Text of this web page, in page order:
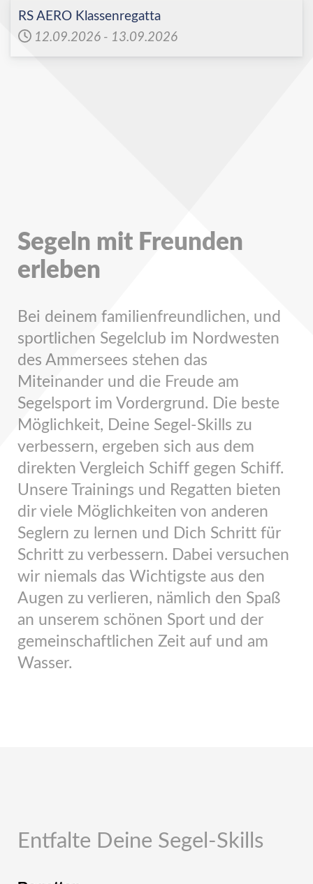
RS AERO Klassenregatta
12.09.2026 - 13.09.2026
Segeln mit Freunden
erleben
Bei deinem familienfreundlichen, und
sportlichen Segelclub im Nordwesten
des Ammersees stehen das
Miteinander und die Freude am
Segelsport im Vordergrund. Die beste
Möglichkeit, Deine Segel-Skills zu
verbessern, ergeben sich aus dem
direkten Vergleich Schiff gegen Schiff.
Unsere Trainings und Regatten bieten
dir viele Möglichkeiten von anderen
Seglern zu lernen und Dich Schritt für
Schritt zu verbessern. Dabei versuchen
wir niemals das Wichtigste aus den
Augen zu verlieren, nämlich den Spaß
an unserem schönen Sport und der
gemeinschaftlichen Zeit auf und am
Wasser.
Entfalte Deine Segel-Skills